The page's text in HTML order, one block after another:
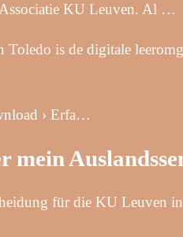
Associatie KU Leuven. Al …
is de digitale
› Erfa…
mein
für die KU